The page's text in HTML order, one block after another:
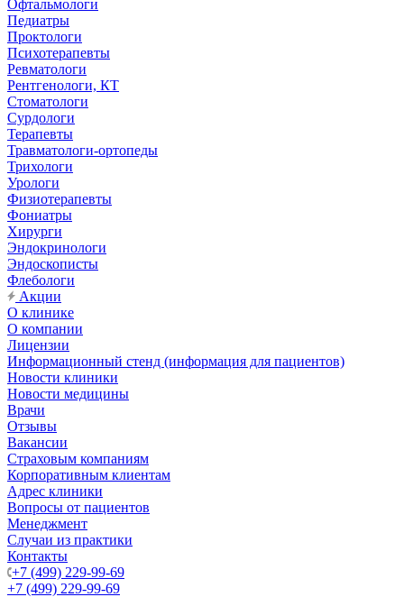
Офтальмологи
Педиатры
Проктологи
Психотерапевты
Ревматологи
Рентгенологи, КТ
Стоматологи
Сурдологи
Терапевты
Травматологи-ортопеды
Трихологи
Урологи
Физиотерапевты
Фониатры
Хирурги
Эндокринологи
Эндоскописты
Флебологи
Акции
О клинике
О компании
Лицензии
Информационный стенд (информация для пациентов)
Новости клиники
Новости медицины
Врачи
Отзывы
Вакансии
Страховым компаниям
Корпоративным клиентам
Адрес клиники
Вопросы от пациентов
Менеджмент
Случаи из практики
Контакты
+7 (499) 229-99-69
+7 (499) 229-99-69